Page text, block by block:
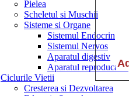
Pielea
Scheletul si Muschii
Sisteme si Organe
Sistemul Endocrin
Sistemul Nervos
Aparatul digestiv
Aparatul reproducator
Ciclurile Vietii
Cresterea si Dezvoltarea